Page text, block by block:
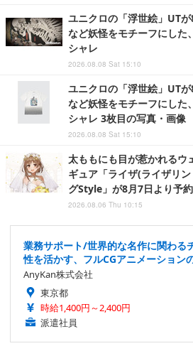
ユニクロの「浮世絵」UT
など妖怪をモチーフにした
シャレ
2026.08.08 Sat 15:10
ユニクロの「浮世絵」UT
など妖怪をモチーフにした
シャレ 3枚目の写真・画像
2026.08.08 Sat 15:10
太ももにも目が惹かれるウ
ギュア「ライザ(ライザリ
グStyle」が8月7日より予
2026.08.06 Thu 10:15
業務サポート/世界的な名作に関わる
性を活かす、フルCGアニメーション
AnyKan株式会社
東京都
時給1,400円～2,400円
派遣社員